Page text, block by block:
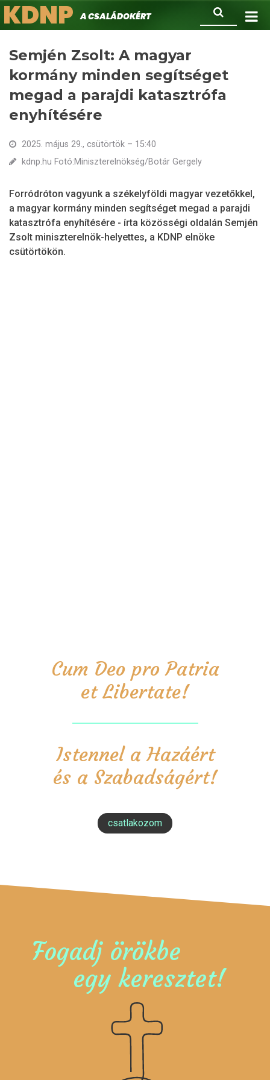
Ugrás
a
Keresés
KDNPA családokért.
Semjén Zsolt: A magyar
kormány minden segítséget
megad a parajdi katasztrófa
enyhítésére
2025. május 29., csütörtök – 15:40
kdnp.hu Fotó:Miniszterelnökség/Botár Gergely
Forródróton vagyunk a székelyföldi magyar vezetőkkel,
a magyar kormány minden segítséget megad a parajdi
katasztrófa enyhítésére - írta közösségi oldalán Semjén
Zsolt miniszterelnök-helyettes, a KDNP elnöke
csütörtökön.
Cum Deo pro Patria
et Libertate!
Istennel a Hazáért
és a Szabadságért!
csatlakozom
Fogadj örökbe
egy keresztet!